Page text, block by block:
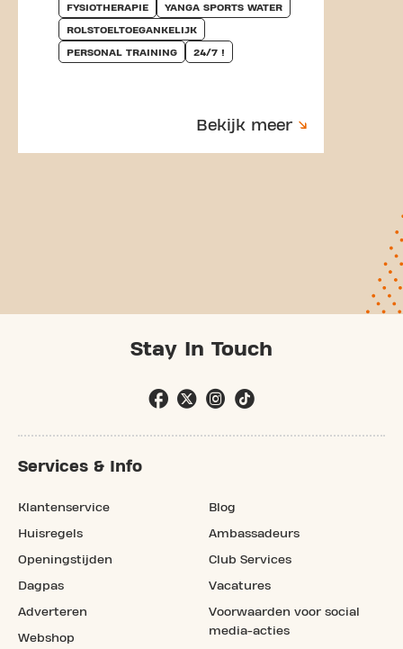
FYSIOTHERAPIE YANGA SPORTS WATER
ROLSTOELTOEGANKELIJK
PERSONAL TRAINING 24/7 !
Bekijk meer
Stay In Touch
Services & Info
Klantenservice
Huisregels
Openingstijden
Dagpas
Adverteren
Webshop
Blog
Ambassadeurs
Club Services
Vacatures
Voorwaarden voor social
media-acties